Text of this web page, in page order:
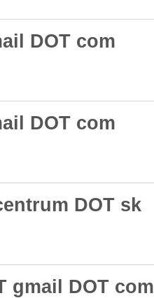
DOT com
DOT com
DOT sk
gmail DOT com